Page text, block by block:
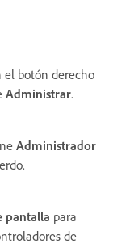
el botón derecho
Administrar.
Administrador
pantalla para
de